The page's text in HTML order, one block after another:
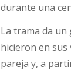
durante una
La trama da
hicieron en sus
pareja y, a